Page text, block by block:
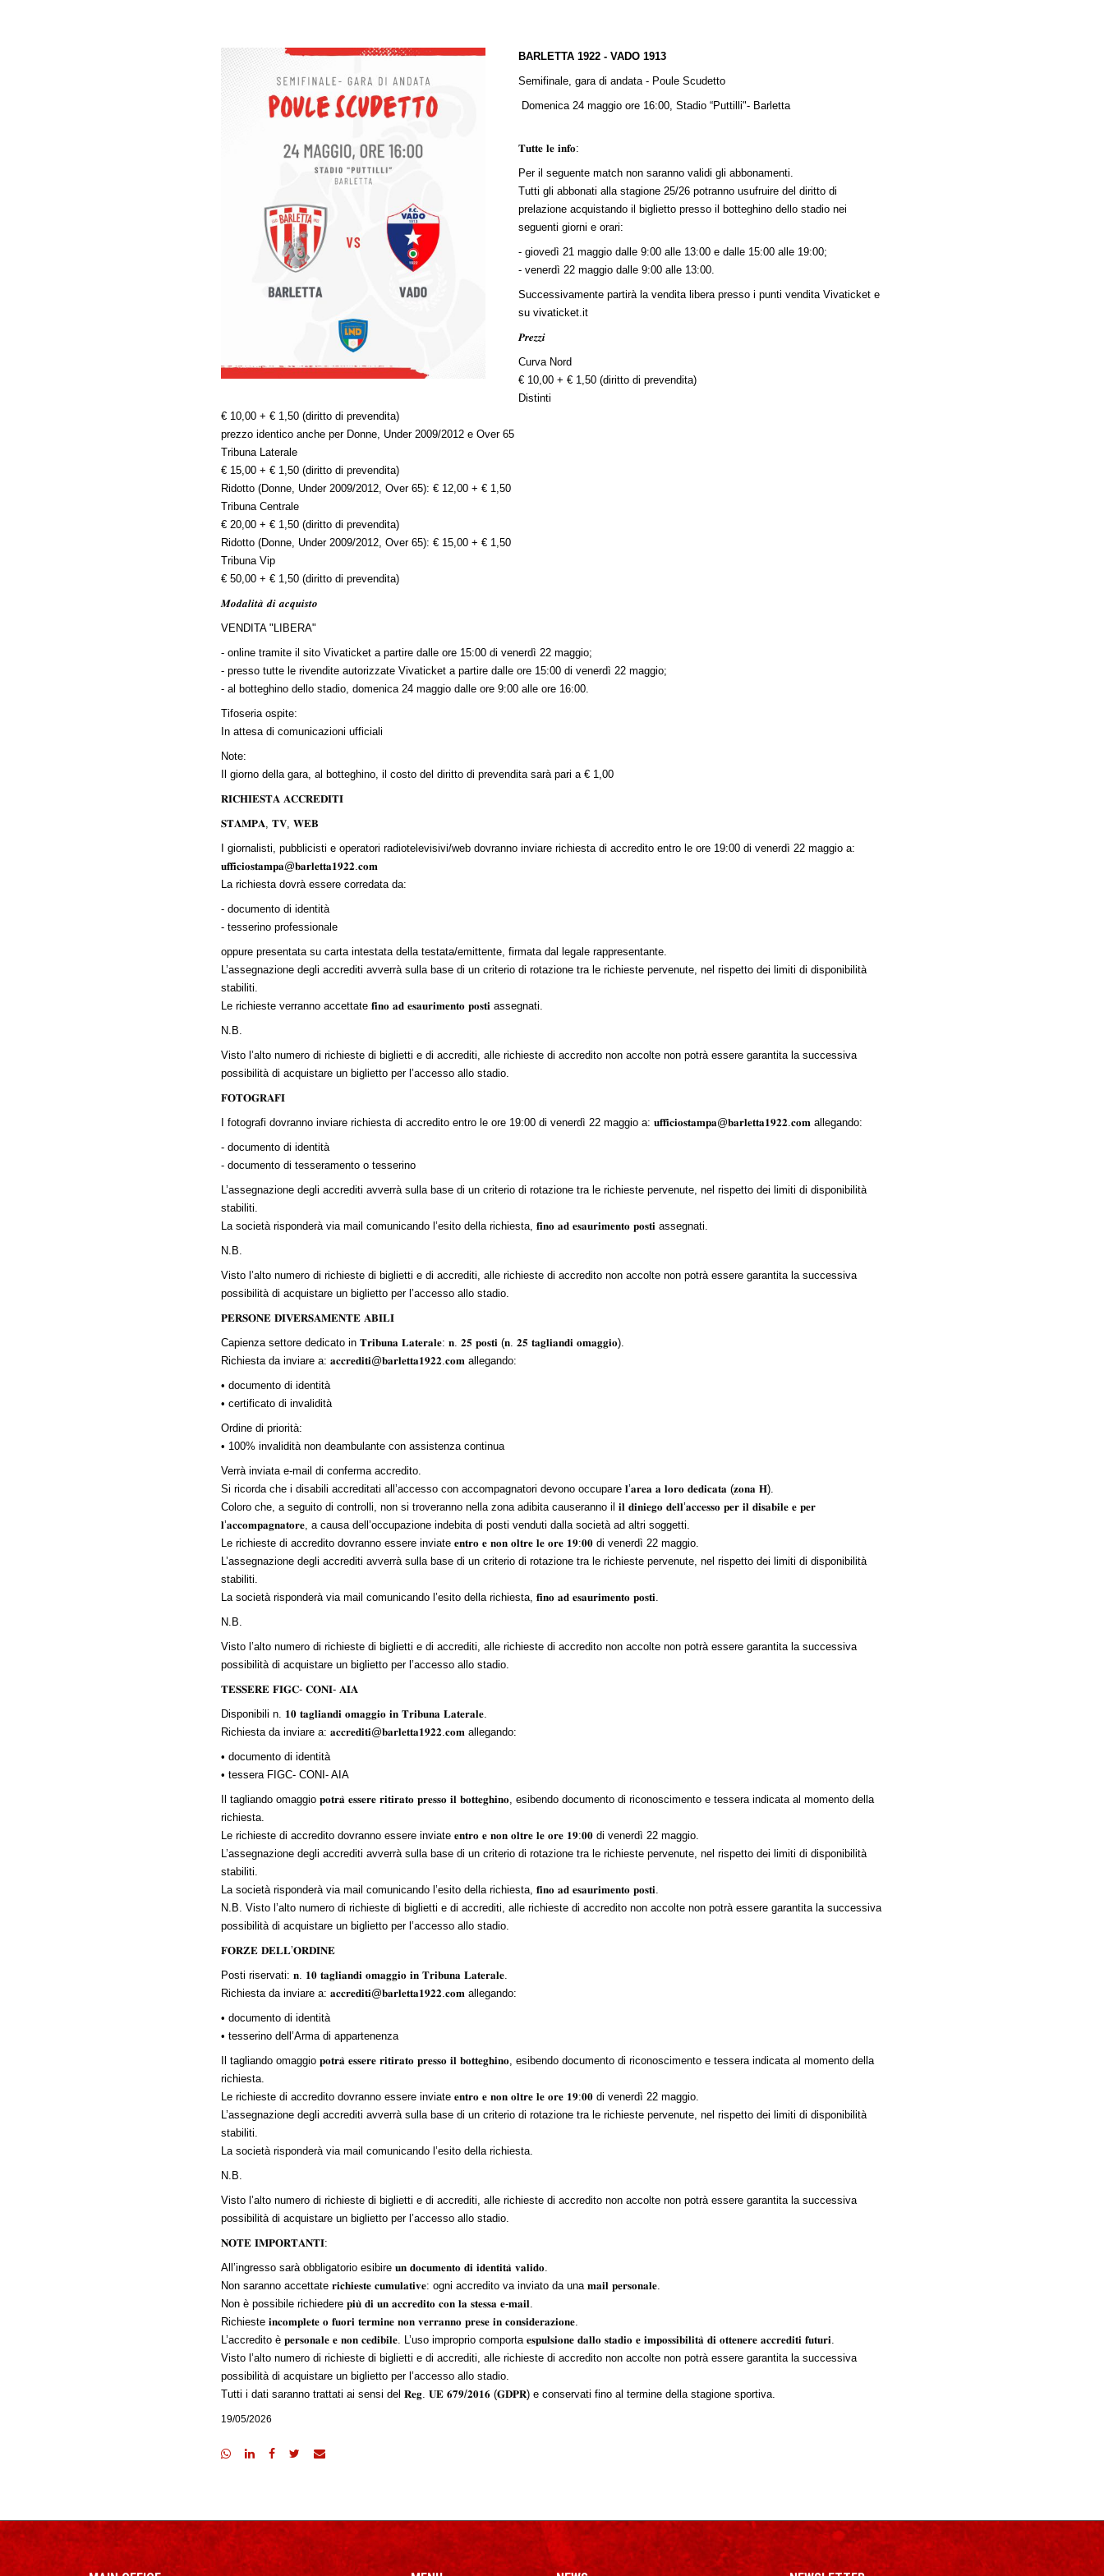
BARLETTA 1922 - VADO 1913
Semifinale, gara di andata - Poule Scudetto
Domenica 24 maggioore 16:00,Stadio “Puttilli"- Barletta
𝐓𝐮𝐭𝐭𝐞 𝐥𝐞 𝐢𝐧𝐟𝐨:
Per il seguente match non saranno validi gli abbonamenti.
Tutti gli abbonati alla stagione 25/26 potranno usufruire del diritto di
prelazione acquistando il biglietto presso il botteghino dello stadio nei
seguenti giorni e orari:
- giovedì 21 maggio dalle 9:00 alle 13:00 e dalle 15:00 alle 19:00;
- venerdì 22 maggio dalle 9:00 alle 13:00.
Successivamente partirà la vendita libera presso i punti vendita Vivaticket e
su vivaticket.it
𝑷𝒓𝒆𝒛𝒛𝒊
Curva Nord
€ 10,00 + € 1,50 (diritto di prevendita)
Distinti
€ 10,00 + € 1,50 (diritto di prevendita)
prezzo identico anche per Donne, Under 2009/2012 e Over 65
Tribuna Laterale
€ 15,00 + € 1,50 (diritto di prevendita)
Ridotto (Donne, Under 2009/2012, Over 65): € 12,00 + € 1,50
Tribuna Centrale
€ 20,00 + € 1,50 (diritto di prevendita)
Ridotto (Donne, Under 2009/2012, Over 65): € 15,00 + € 1,50
Tribuna Vip
€ 50,00 + € 1,50 (diritto di prevendita)
𝑴𝒐𝒅𝒂𝒍𝒊𝒕𝒂̀ 𝒅𝒊 𝒂𝒄𝒒𝒖𝒊𝒔𝒕𝒐
VENDITA "LIBERA"
- online tramite il sito Vivaticket a partire dalle ore 15:00 di venerdì 22 maggio;
- presso tutte le rivendite autorizzate Vivaticket a partire dalle ore 15:00 di venerdì 22 maggio;
- al botteghino dello stadio, domenica 24 maggio dalle ore 9:00 alle ore 16:00.
Tifoseria ospite:
In attesa di comunicazioni ufficiali
Note:
Il giorno della gara, al botteghino, il costo del diritto di prevendita sarà pari a € 1,00
𝐑𝐈𝐂𝐇𝐈𝐄𝐒𝐓𝐀 𝐀𝐂𝐂𝐑𝐄𝐃𝐈𝐓𝐈
𝐒𝐓𝐀𝐌𝐏𝐀, 𝐓𝐕, 𝐖𝐄𝐁
I giornalisti, pubblicisti e operatori radiotelevisivi/web dovranno inviare richiesta di accredito entro le ore 19:00 di venerdì 22 maggio a:
𝐮𝐟𝐟𝐢𝐜𝐢𝐨𝐬𝐭𝐚𝐦𝐩𝐚@𝐛𝐚𝐫𝐥𝐞𝐭𝐭𝐚𝟏𝟗𝟐𝟐.𝐜𝐨𝐦
La richiesta dovrà essere corredata da:
- documento di identità
- tesserino professionale
oppure presentata su carta intestata della testata/emittente, firmata dal legale rappresentante.
L’assegnazione degli accrediti avverrà sulla base di un criterio di rotazione tra le richieste pervenute, nel rispetto dei limiti di disponibilità
stabiliti.
Le richieste verranno accettate 𝐟𝐢𝐧𝐨 𝐚𝐝 𝐞𝐬𝐚𝐮𝐫𝐢𝐦𝐞𝐧𝐭𝐨 𝐩𝐨𝐬𝐭𝐢 assegnati.
N.B.
Visto l’alto numero di richieste di biglietti e di accrediti, alle richieste di accredito non accolte non potrà essere garantita la successiva
possibilità di acquistare un biglietto per l’accesso allo stadio.
𝐅𝐎𝐓𝐎𝐆𝐑𝐀𝐅𝐈
I fotografi dovranno inviare richiesta di accredito entro le ore 19:00 di venerdì 22 maggio a: 𝐮𝐟𝐟𝐢𝐜𝐢𝐨𝐬𝐭𝐚𝐦𝐩𝐚@𝐛𝐚𝐫𝐥𝐞𝐭𝐭𝐚𝟏𝟗𝟐𝟐.𝐜𝐨𝐦 allegando:
- documento di identità
- documento di tesseramento o tesserino
L’assegnazione degli accrediti avverrà sulla base di un criterio di rotazione tra le richieste pervenute, nel rispetto dei limiti di disponibilità
stabiliti.
La società risponderà via mail comunicando l’esito della richiesta, 𝐟𝐢𝐧𝐨 𝐚𝐝 𝐞𝐬𝐚𝐮𝐫𝐢𝐦𝐞𝐧𝐭𝐨 𝐩𝐨𝐬𝐭𝐢 assegnati.
N.B.
Visto l’alto numero di richieste di biglietti e di accrediti, alle richieste di accredito non accolte non potrà essere garantita la successiva
possibilità di acquistare un biglietto per l’accesso allo stadio.
𝐏𝐄𝐑𝐒𝐎𝐍𝐄 𝐃𝐈𝐕𝐄𝐑𝐒𝐀𝐌𝐄𝐍𝐓𝐄 𝐀𝐁𝐈𝐋𝐈
Capienza settore dedicato in 𝐓𝐫𝐢𝐛𝐮𝐧𝐚 𝐋𝐚𝐭𝐞𝐫𝐚𝐥𝐞: 𝐧. 𝟐𝟓 𝐩𝐨𝐬𝐭𝐢 (𝐧. 𝟐𝟓 𝐭𝐚𝐠𝐥𝐢𝐚𝐧𝐝𝐢 𝐨𝐦𝐚𝐠𝐠𝐢𝐨).
Richiesta da inviare a: 𝐚𝐜𝐜𝐫𝐞𝐝𝐢𝐭𝐢@𝐛𝐚𝐫𝐥𝐞𝐭𝐭𝐚𝟏𝟗𝟐𝟐.𝐜𝐨𝐦allegando:
• documento di identità
• certificato di invalidità
Ordine di priorità:
• 100% invalidità non deambulante con assistenza continua
Verrà inviata e-mail di conferma accredito.
Si ricorda che i disabili accreditati all’accesso con accompagnatori devono occupare 𝐥’𝐚𝐫𝐞𝐚 𝐚 𝐥𝐨𝐫𝐨 𝐝𝐞𝐝𝐢𝐜𝐚𝐭𝐚 (𝐳𝐨𝐧𝐚 𝐇).
Coloro che, a seguito di controlli, non si troveranno nella zona adibita causeranno il 𝐢𝐥 𝐝𝐢𝐧𝐢𝐞𝐠𝐨 𝐝𝐞𝐥𝐥’𝐚𝐜𝐜𝐞𝐬𝐬𝐨 𝐩𝐞𝐫 𝐢𝐥 𝐝𝐢𝐬𝐚𝐛𝐢𝐥𝐞 𝐞 𝐩𝐞𝐫
𝐥’𝐚𝐜𝐜𝐨𝐦𝐩𝐚𝐠𝐧𝐚𝐭𝐨𝐫𝐞, a causa dell’occupazione indebita di posti venduti dalla società ad altri soggetti.
Le richieste di accredito dovranno essere inviate 𝐞𝐧𝐭𝐫𝐨 𝐞 𝐧𝐨𝐧 𝐨𝐥𝐭𝐫𝐞 𝐥𝐞 𝐨𝐫𝐞 𝟏𝟗:𝟎𝟎 di venerdì 22 maggio.
L’assegnazione degli accrediti avverrà sulla base di un criterio di rotazione tra le richieste pervenute, nel rispetto dei limiti di disponibilità
stabiliti.
La società risponderà via mail comunicando l’esito della richiesta, 𝐟𝐢𝐧𝐨 𝐚𝐝 𝐞𝐬𝐚𝐮𝐫𝐢𝐦𝐞𝐧𝐭𝐨 𝐩𝐨𝐬𝐭𝐢.
N.B.
Visto l’alto numero di richieste di biglietti e di accrediti, alle richieste di accredito non accolte non potrà essere garantita la successiva
possibilità di acquistare un biglietto per l’accesso allo stadio.
𝐓𝐄𝐒𝐒𝐄𝐑𝐄 𝐅𝐈𝐆𝐂- 𝐂𝐎𝐍𝐈- 𝐀𝐈𝐀
Disponibili n. 𝟏𝟎 𝐭𝐚𝐠𝐥𝐢𝐚𝐧𝐝𝐢 𝐨𝐦𝐚𝐠𝐠𝐢𝐨 𝐢𝐧 𝐓𝐫𝐢𝐛𝐮𝐧𝐚 𝐋𝐚𝐭𝐞𝐫𝐚𝐥𝐞.
Richiesta da inviare a: 𝐚𝐜𝐜𝐫𝐞𝐝𝐢𝐭𝐢@𝐛𝐚𝐫𝐥𝐞𝐭𝐭𝐚𝟏𝟗𝟐𝟐.𝐜𝐨𝐦allegando:
• documento di identità
• tessera FIGC- CONI- AIA
Il tagliando omaggio 𝐩𝐨𝐭𝐫𝐚̀ 𝐞𝐬𝐬𝐞𝐫𝐞 𝐫𝐢𝐭𝐢𝐫𝐚𝐭𝐨 𝐩𝐫𝐞𝐬𝐬𝐨 𝐢𝐥 𝐛𝐨𝐭𝐭𝐞𝐠𝐡𝐢𝐧𝐨, esibendo documento di riconoscimento e tessera indicata al momento della
richiesta.
Le richieste di accredito dovranno essere inviate 𝐞𝐧𝐭𝐫𝐨 𝐞 𝐧𝐨𝐧 𝐨𝐥𝐭𝐫𝐞 𝐥𝐞 𝐨𝐫𝐞 𝟏𝟗:𝟎𝟎 di venerdì 22 maggio.
L’assegnazione degli accrediti avverrà sulla base di un criterio di rotazione tra le richieste pervenute, nel rispetto dei limiti di disponibilità
stabiliti.
La società risponderà via mail comunicando l’esito della richiesta, 𝐟𝐢𝐧𝐨 𝐚𝐝 𝐞𝐬𝐚𝐮𝐫𝐢𝐦𝐞𝐧𝐭𝐨 𝐩𝐨𝐬𝐭𝐢.
N.B. Visto l’alto numero di richieste di biglietti e di accrediti, alle richieste di accredito non accolte non potrà essere garantita la successiva
possibilità di acquistare un biglietto per l’accesso allo stadio.
𝐅𝐎𝐑𝐙𝐄 𝐃𝐄𝐋𝐋’𝐎𝐑𝐃𝐈𝐍𝐄
Posti riservati: 𝐧. 𝟏𝟎 𝐭𝐚𝐠𝐥𝐢𝐚𝐧𝐝𝐢 𝐨𝐦𝐚𝐠𝐠𝐢𝐨 𝐢𝐧 𝐓𝐫𝐢𝐛𝐮𝐧𝐚 𝐋𝐚𝐭𝐞𝐫𝐚𝐥𝐞.
Richiesta da inviare a: 𝐚𝐜𝐜𝐫𝐞𝐝𝐢𝐭𝐢@𝐛𝐚𝐫𝐥𝐞𝐭𝐭𝐚𝟏𝟗𝟐𝟐.𝐜𝐨𝐦allegando:
• documento di identità
• tesserino dell’Arma di appartenenza
Il tagliando omaggio 𝐩𝐨𝐭𝐫𝐚̀ 𝐞𝐬𝐬𝐞𝐫𝐞 𝐫𝐢𝐭𝐢𝐫𝐚𝐭𝐨 𝐩𝐫𝐞𝐬𝐬𝐨 𝐢𝐥 𝐛𝐨𝐭𝐭𝐞𝐠𝐡𝐢𝐧𝐨, esibendo documento di riconoscimento e tessera indicata al momento della
richiesta.
Le richieste di accredito dovranno essere inviate 𝐞𝐧𝐭𝐫𝐨 𝐞 𝐧𝐨𝐧 𝐨𝐥𝐭𝐫𝐞 𝐥𝐞 𝐨𝐫𝐞 𝟏𝟗:𝟎𝟎 di venerdì 22 maggio.
L’assegnazione degli accrediti avverrà sulla base di un criterio di rotazione tra le richieste pervenute, nel rispetto dei limiti di disponibilità
stabiliti.
La società risponderà via mail comunicando l’esito della richiesta.
N.B.
Visto l’alto numero di richieste di biglietti e di accrediti, alle richieste di accredito non accolte non potrà essere garantita la successiva
possibilità di acquistare un biglietto per l’accesso allo stadio.
𝐍𝐎𝐓𝐄 𝐈𝐌𝐏𝐎𝐑𝐓𝐀𝐍𝐓𝐈:
All’ingresso sarà obbligatorio esibire 𝐮𝐧 𝐝𝐨𝐜𝐮𝐦𝐞𝐧𝐭𝐨 𝐝𝐢 𝐢𝐝𝐞𝐧𝐭𝐢𝐭𝐚̀ 𝐯𝐚𝐥𝐢𝐝𝐨.
Non saranno accettate 𝐫𝐢𝐜𝐡𝐢𝐞𝐬𝐭𝐞 𝐜𝐮𝐦𝐮𝐥𝐚𝐭𝐢𝐯𝐞: ogni accredito va inviato da una 𝐦𝐚𝐢𝐥 𝐩𝐞𝐫𝐬𝐨𝐧𝐚𝐥𝐞.
Non è possibile richiedere 𝐩𝐢𝐮̀ 𝐝𝐢 𝐮𝐧 𝐚𝐜𝐜𝐫𝐞𝐝𝐢𝐭𝐨 𝐜𝐨𝐧 𝐥𝐚 𝐬𝐭𝐞𝐬𝐬𝐚 𝐞-𝐦𝐚𝐢𝐥.
Richieste 𝐢𝐧𝐜𝐨𝐦𝐩𝐥𝐞𝐭𝐞 𝐨 𝐟𝐮𝐨𝐫𝐢 𝐭𝐞𝐫𝐦𝐢𝐧𝐞 𝐧𝐨𝐧 𝐯𝐞𝐫𝐫𝐚𝐧𝐧𝐨 𝐩𝐫𝐞𝐬𝐞 𝐢𝐧 𝐜𝐨𝐧𝐬𝐢𝐝𝐞𝐫𝐚𝐳𝐢𝐨𝐧𝐞.
L’accredito è 𝐩𝐞𝐫𝐬𝐨𝐧𝐚𝐥𝐞 𝐞 𝐧𝐨𝐧 𝐜𝐞𝐝𝐢𝐛𝐢𝐥𝐞. L’uso improprio comporta 𝐞𝐬𝐩𝐮𝐥𝐬𝐢𝐨𝐧𝐞 𝐝𝐚𝐥𝐥𝐨 𝐬𝐭𝐚𝐝𝐢𝐨 𝐞 𝐢𝐦𝐩𝐨𝐬𝐬𝐢𝐛𝐢𝐥𝐢𝐭𝐚̀ 𝐝𝐢 𝐨𝐭𝐭𝐞𝐧𝐞𝐫𝐞 𝐚𝐜𝐜𝐫𝐞𝐝𝐢𝐭𝐢 𝐟𝐮𝐭𝐮𝐫𝐢.
Visto l’alto numero di richieste di biglietti e di accrediti, alle richieste di accredito non accolte non potrà essere garantita la successiva
possibilità di acquistare un biglietto per l’accesso allo stadio.
Tutti i dati saranno trattati ai sensi del 𝐑𝐞𝐠. 𝐔𝐄 𝟔𝟕𝟗/𝟐𝟎𝟏𝟔 (𝐆𝐃𝐏𝐑) e conservati fino al termine della stagione sportiva.
19/05/2026